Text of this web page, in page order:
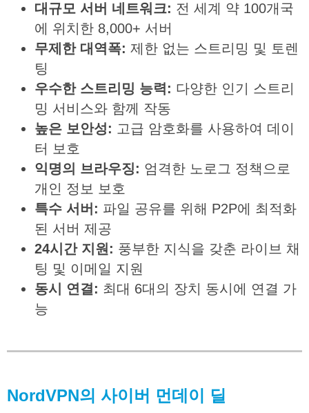
대규모 서버 네트워크: 전 세계 약 100개국
에 위치한 8,000+ 서버
무제한 대역폭: 제한 없는 스트리밍 및 토렌
팅
우수한 스트리밍 능력 : 다양한 인기 스트리
밍 서비스와 함께 작동
높은 보안성: 고급 암호화를 사용하여 데이
터 보호
익명의 브라우징: 엄격한 노로그 정책으로
개인 정보 보호
특수 서버 : 파일 공유를 위해 P2P에 최적화
된 서버 제공
24시간 지원 : 풍부한 지식을 갖춘 라이브 채
팅 및 이메일 지원
동시
연결: 최대 6대의 장치 동시에 연결 가
능
NordVPN의 사이버 먼데이 딜